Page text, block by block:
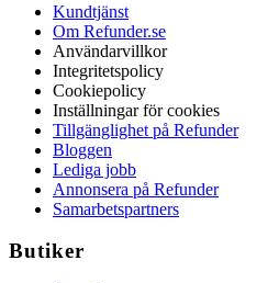
Kundtjänst
Om Refunder.se
Användarvillkor
Integritetspolicy
Cookiepolicy
Inställningar för cookies
Tillgänglighet på Refunder
Bloggen
Lediga jobb
Annonsera på Refunder
Samarbetspartners
Butiker